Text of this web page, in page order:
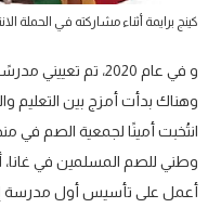
كينج برايمة أثناء مشاركته في الحملة
و في عام 2020، تم
وهناك بدأت أمزج بين التعليم
أعمل على تأسيس أول مدرسة